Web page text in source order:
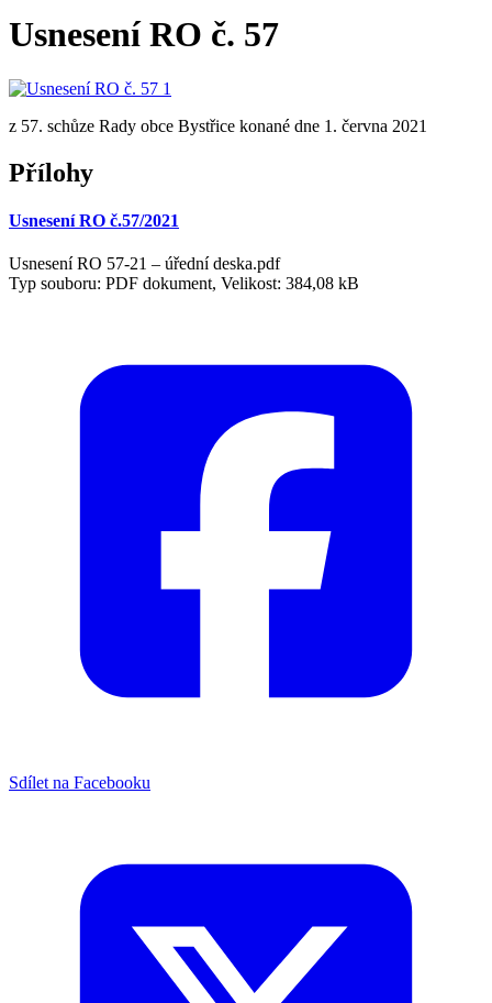
Usnesení RO č. 57
z 57. schůze Rady obce Bystřice konané dne 1. června 2021
Přílohy
Usnesení RO č.57/2021
Usnesení RO 57-21 – úřední deska.pdf
Typ souboru: PDF dokument, Velikost: 384,08 kB
Sdílet na Facebooku